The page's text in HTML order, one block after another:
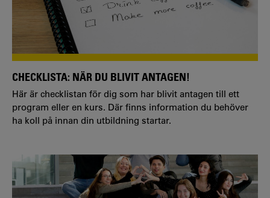
CHECKLISTA: NÄR DU BLIVIT ANTAGEN!
Här är checklistan för dig som har blivit antagen till ett
program eller en kurs. Där finns information du behöver
ha koll på innan din utbildning startar.